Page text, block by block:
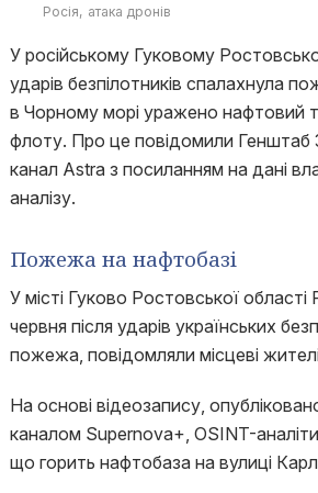
Росія атака дронів
У російському Гуковому
ударів безпілотників спалахнула
в Чорному морі уражено нафтовий
флоту. Про це повідомили Генштаб
канал Astra з посиланням на дані
аналізу.
Пожежа на нафтобазі
У місті Гуково Ростовської області
червня після ударів українських
пожежа, повідомляли місцеві
На основі відеозапису,
каналом Supernova+, OSINT-
що горить нафтобаза на вулиці